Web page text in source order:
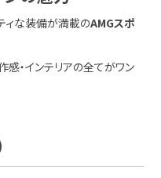
ィな装備が満載のAMGスポ
感・インテリアの全てがワン